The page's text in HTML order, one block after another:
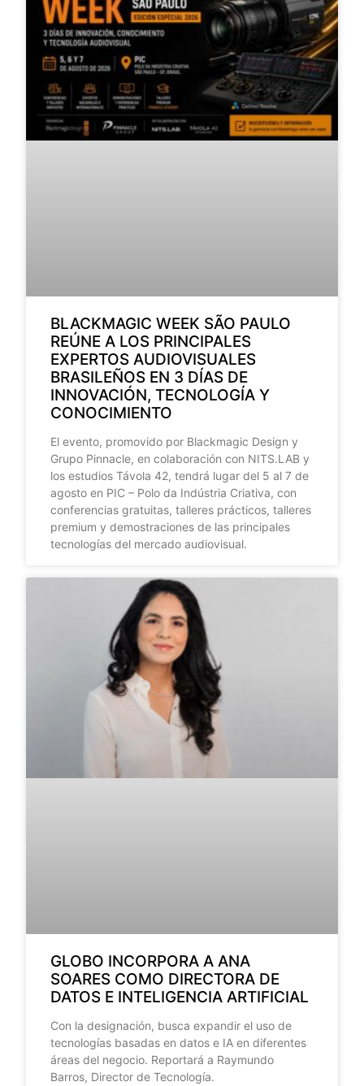
BLACKMAGIC WEEK SÃO PAULO
REÚNE A LOS PRINCIPALES
EXPERTOS AUDIOVISUALES
BRASILEÑOS EN 3 DÍAS DE
INNOVACIÓN, TECNOLOGÍA Y
CONOCIMIENTO
El evento, promovido por Blackmagic Design y
Grupo Pinnacle, en colaboración con NITS.LAB y
los estudios Távola 42, tendrá lugar del 5 al 7 de
agosto en PIC – Polo da Indústria Criativa, con
conferencias gratuitas, talleres prácticos, talleres
premium y demostraciones de las principales
tecnologías del mercado audiovisual.
GLOBO INCORPORA A ANA
SOARES COMO DIRECTORA DE
DATOS E INTELIGENCIA ARTIFICIAL
Con la designación, busca expandir el uso de
tecnologías basadas en datos e IA en diferentes
áreas del negocio. Reportará a Raymundo
Barros, Director de Tecnología.